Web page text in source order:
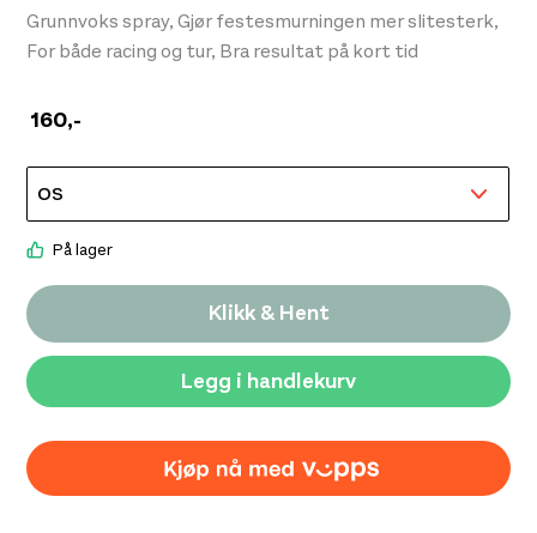
160,-
Grunnvoks spray, Gjør festesmurningen mer slitesterk,
For både racing og tur, Bra resultat på kort tid
På lager
Klikk & Hent
Legg i handlekurv